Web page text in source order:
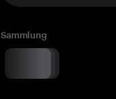
Sammlung